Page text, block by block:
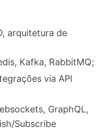
arquitetura de
Kafka, RabbitMQ;
via API
GraphQL,
Subscribe